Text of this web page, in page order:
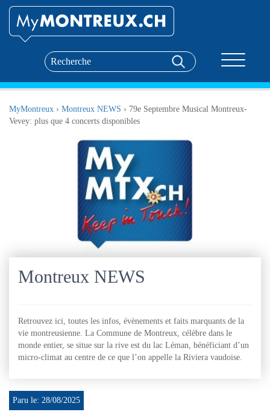
MyMontreux › Montreux NEWS › 79e Septembre Musical Montreux-
Vevey: plus que 4 concerts disponibles
Montreux NEWS
Retrouvez ici, toutes les infos, évènements et faits marquants de la
vie montreusienne. La Commune de Montreux, célèbre dans le
monde entier, se situe sur la rive est du lac Léman, bénéficiant d’un
micro-climat au centre de ce que l’on appelle la Riviera vaudoise.
Paru le: 28/08/2025